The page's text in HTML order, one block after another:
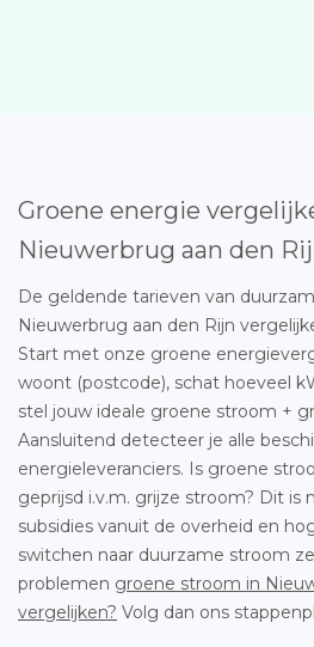
Groene energie
Nieuwerbrug aan den
De geldende tarieven van
Nieuwerbrug aan den Rijn
Start met onze groene
woont (postcode), schat hoeveel
stel jouw ideale groene stroom +
Aansluitend detecteer je alle
energieleveranciers. Is groene
geprijsd i.v.m. grijze stroom? Dit is
subsidies vanuit de overheid en
switchen naar duurzame stroom
problemen groene stroom in
vergelijken? Volg dan ons